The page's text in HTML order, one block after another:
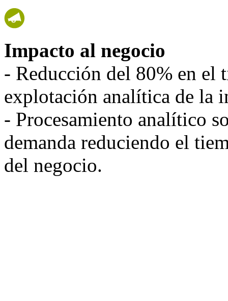
Impacto al negocio
- Reducción del 80% en el
explotación analítica de la
- Procesamiento analítico
demanda reduciendo el
del negocio.